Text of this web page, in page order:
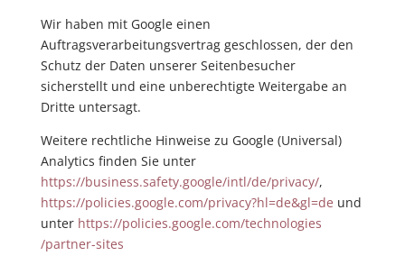
Wir haben mit Google einen
Auftragsverarbeitungsvertrag geschlossen, der den
Schutz der Daten unserer Seitenbesucher
sicherstellt und eine unberechtigte Weitergabe an
Dritte untersagt.
Weitere rechtliche Hinweise zu Google (Universal)
Analytics finden Sie unter
https://business.safety.google/intl/de/privacy/,
https://policies.google.com/privacy?hl=de&gl=de und
unter https://policies.google.com/technologies
/partner-sites